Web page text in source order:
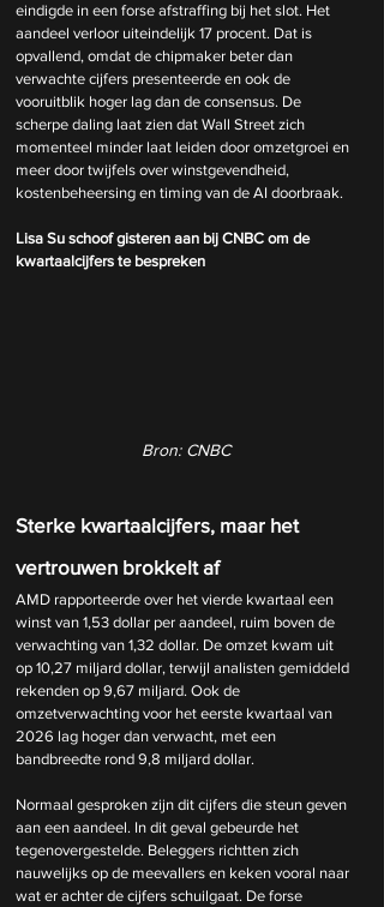
eindigde in een forse afstraffing bij het slot. Het
aandeel verloor uiteindelijk 17 procent. Dat is
opvallend, omdat de chipmaker beter dan
verwachte cijfers presenteerde en ook de
vooruitblik hoger lag dan de consensus. De
scherpe daling laat zien dat Wall Street zich
momenteel minder laat leiden door omzetgroei en
meer door twijfels over winstgevendheid,
kostenbeheersing en timing van de AI doorbraak.
Lisa Su schoof gisteren aan bij CNBC om de
kwartaalcijfers te bespreken
Bron: CNBC
Sterke kwartaalcijfers, maar het
vertrouwen brokkelt af
AMD rapporteerde over het vierde kwartaal een
winst van 1,53 dollar per aandeel, ruim boven de
verwachting van 1,32 dollar. De omzet kwam uit
op 10,27 miljard dollar, terwijl analisten gemiddeld
rekenden op 9,67 miljard. Ook de
omzetverwachting voor het eerste kwartaal van
2026 lag hoger dan verwacht, met een
bandbreedte rond 9,8 miljard dollar.
Normaal gesproken zijn dit cijfers die steun geven
aan een aandeel. In dit geval gebeurde het
tegenovergestelde. Beleggers richtten zich
nauwelijks op de meevallers en keken vooral naar
wat er achter de cijfers schuilgaat. De forse